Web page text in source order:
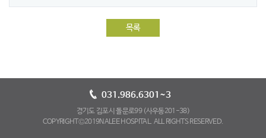
목록
031.986.6301~3
경기도 김포시 돌문로99 (사우동201-38)
COPYRIGHT©2019NALEE HOSPITAL. ALL RIGHTS RESERVED.